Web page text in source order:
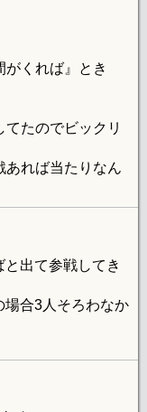
がくれば』とき
たのでビックリ
あれば当たりなん
出て参戦してき
場合3人そろわなか